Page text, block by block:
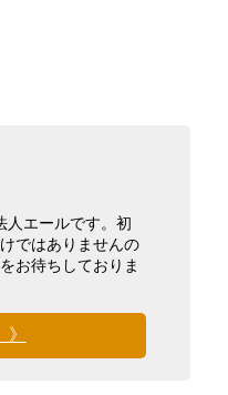
人エールです。初
ではありませんの
お待ちしておりま